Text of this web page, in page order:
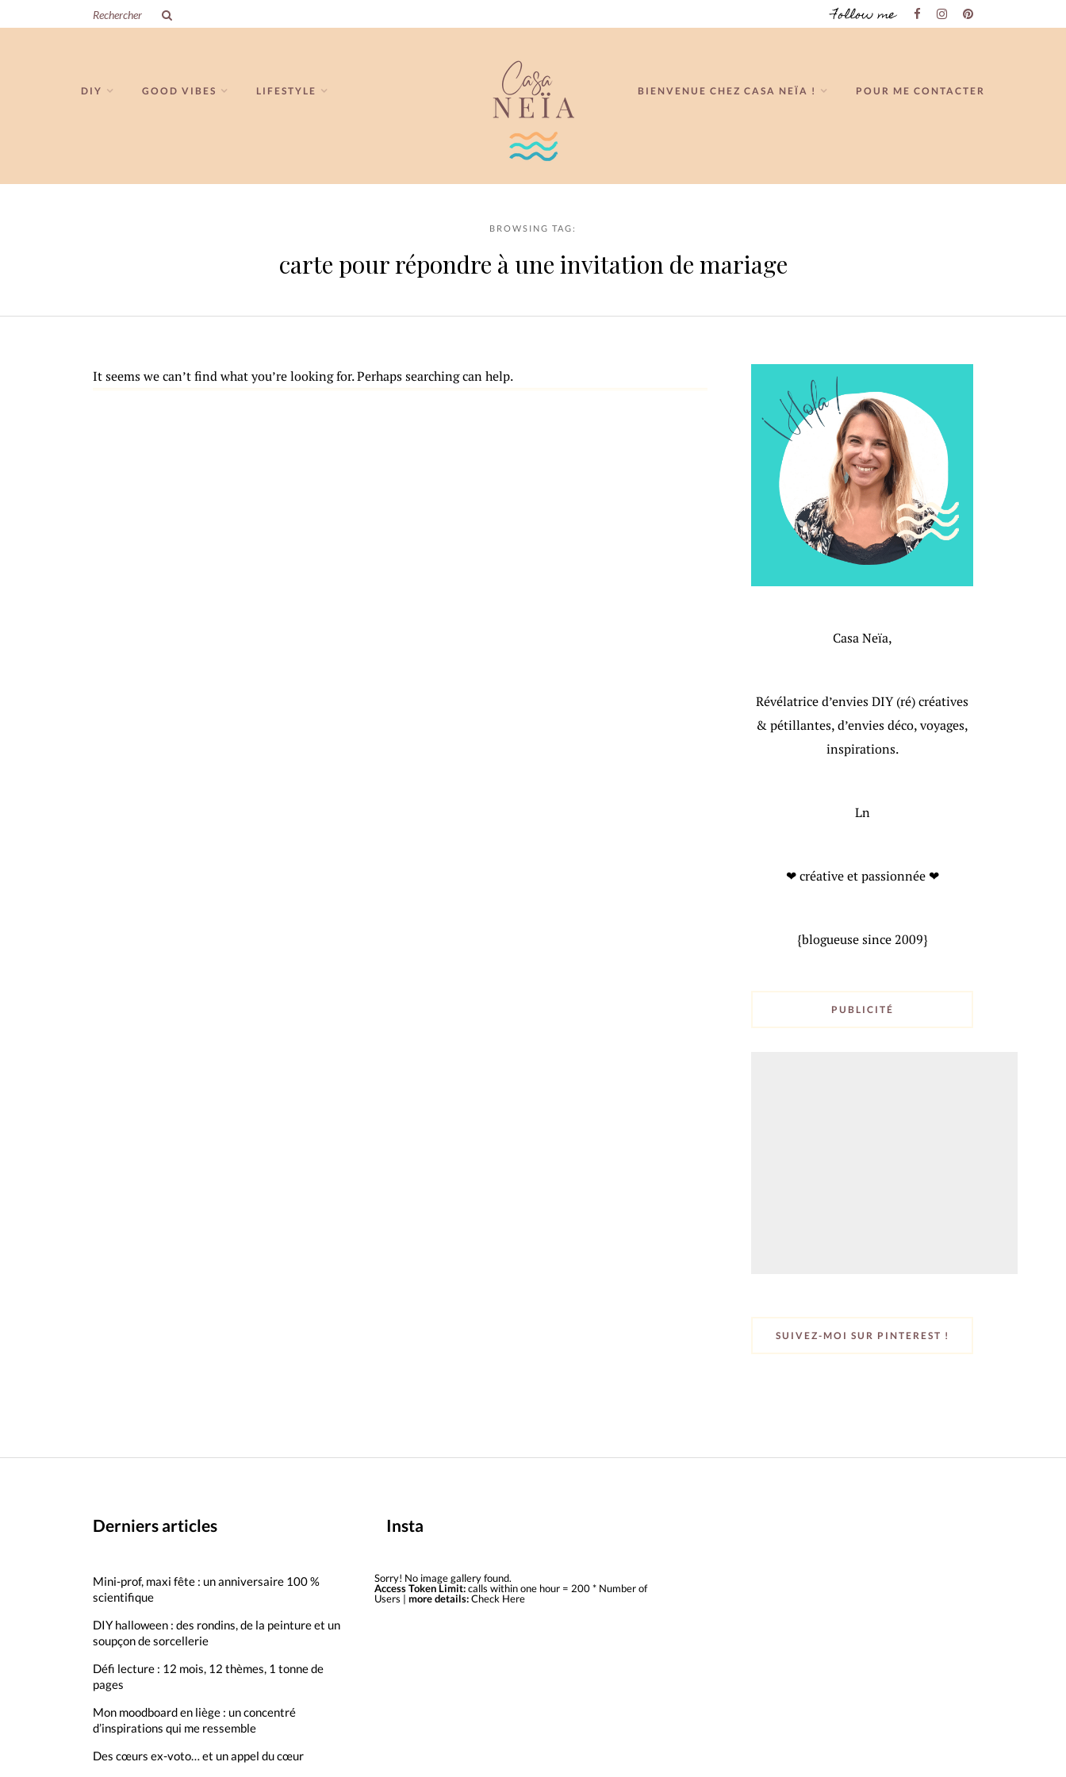
Follow me
DIY GOOD VIBES LIFESTYLE BIENVENUE CHEZ CASA NEÏA ! POUR ME CONTACTER
BROWSING TAG:
carte pour répondre à une invitation de mariage
It seems we can’t find what you’re looking for. Perhaps searching can help.
Casa Neïa,
Révélatrice d’envies DIY (ré) créatives
& pétillantes, d’envies déco, voyages,
inspirations.
Ln
❤ créative et passionnée ❤
{blogueuse since 2009}
PUBLICITÉ
SUIVEZ-MOI SUR PINTEREST !
Derniers articles
Mini-prof, maxi fête : un anniversaire 100 %
scientifique
DIY halloween : des rondins, de la peinture et un
soupçon de sorcellerie
Défi lecture : 12 mois, 12 thèmes, 1 tonne de
pages
Mon moodboard en liège : un concentré
d’inspirations qui me ressemble
Des cœurs ex-voto… et un appel du cœur
Insta
Sorry! No image gallery found.
Access Token Limit:calls within one hour = 200 * Number of
Users | more details: Check Here